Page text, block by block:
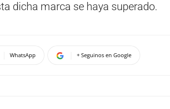
dicha marca se haya superado.
WhatsApp + Seguinos en Google